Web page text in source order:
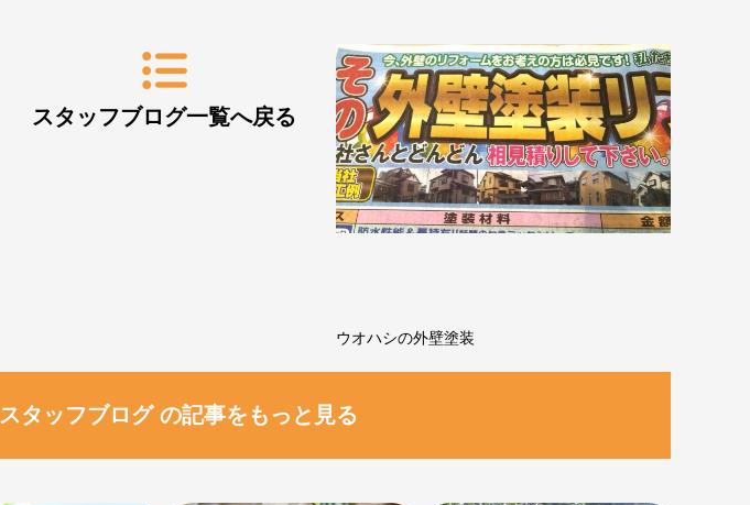
スタッフブログ一覧へ戻る
ウオハシの外壁塗装
スタッフブログ の記事をもっと見る